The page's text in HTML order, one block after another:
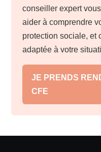
conseiller expert
aider à comprendre
protection sociale, et
adaptée à votre
JE PRENDS
CFE